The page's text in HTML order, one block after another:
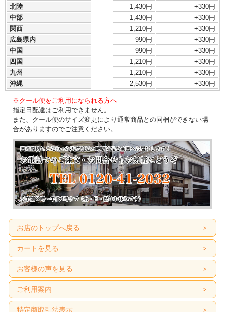
北陸
1,430円
+330円
中部
1,430円
+330円
関西
1,210円
+330円
広島県内
990円
+330円
中国
990円
+330円
四国
1,210円
+330円
九州
1,210円
+330円
沖縄
2,530円 +330円
※クール便をご利用になられる方へ
指定日配達はご利用できません。
また、クール便のサイズ変更により通常商品との同梱ができない場
合がありますのでご注意ください。
お店のトップへ戻る
カートを見る
お客様の声を見る
ご利用案内
特定商取引法表示